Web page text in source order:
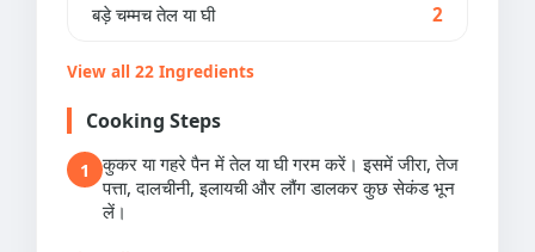
बड़े चम्मच तेल या घी 2
View all 22 Ingredients
Cooking Steps
1
कुकर या गहरे पैन में तेल या घी गरम करें। इसमें जीरा, तेज
पत्ता, दालचीनी, इलायची और लौंग डालकर कुछ सेकंड भून
लें।